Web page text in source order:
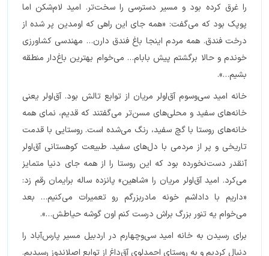
را غرق کرده بود و مسیر دسترسی را سخت‌تر. امید لام‌شکن اما
پوپک بود که می‌گفت: «همه جای این راهی که اومدین پر شده از
درخت فندق. همه مردم اینجا باغ فندق دارن… مهندسی کشاورزی
خوندم و حالا برگشتم پیش بابام… می‌خوام بهترین باغ‌دار منطقه
بشیم…».
خانه امید سی‌وسوم آق‌اولر مریان از توابع تالش بود. آق‌اولر یعنی
خانه‌های سفید و محلی‌های مسن‌تر می‌گفتند که قدیم، نمای همه
خانه‌های روستا با گچ سفید، رنگ می‌شده است. روستایی با قدمت
تاریخی و پر از مردمی با دل‌های سفید. طبیعت کوهستانی آق‌اولر
آنقدر دست‌نخورده بود که این روستا را از همه جای دنیا متمایز
می‌کرد. امید آق‌اولر مریان را «شاهین» پانزده ساله برایمان رقم زد:
«داریم با داداشم خونه مادربزرگم رو تعمیرات می‌کنیم… بعد
می‌خوام یه تنور بزرگ براش درست کنم‌ اون گوشه حیاطش…».
برای رسیدن به خانه امید سی‌وچهارم در اردبیل مسیر پارس‌آباد را
دنبال کردیم و به روستای احمدلوی آق‌داغ از توابع اصلاندوز رسیدیم.